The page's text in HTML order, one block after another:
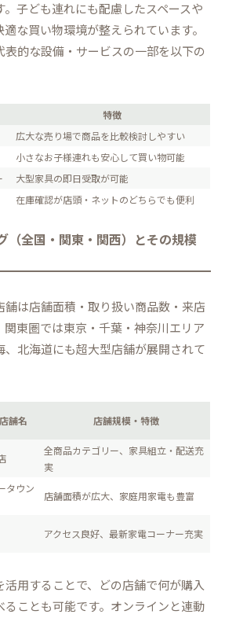
。子ども連れにも配慮したスペースや
な買い物環境が整えられています。
的な設備・サービスの一部を以下の
特徴
広大な売り場で商品を比較検討しやすい
小さなお子様連れも安心して買い物可能
大型家具の即日受取が可能
在庫確認が店頭・ネットのどちらでも便利
（全国・関東・関西）とその規模
は店舗面積・取り扱い商品数・来店
東圏では東京・千葉・神奈川エリア
、北海道にも超大型店舗が展開されて
舗名 店舗規模・特徴
全商品カテゴリー、家具組立・配送充
実
タウン
店舗面積が広大、家庭用家電も豊富
アクセス良好、最新家電コーナー充実
用することで、どの店舗で何が購入
ることも可能です。オンラインと連動